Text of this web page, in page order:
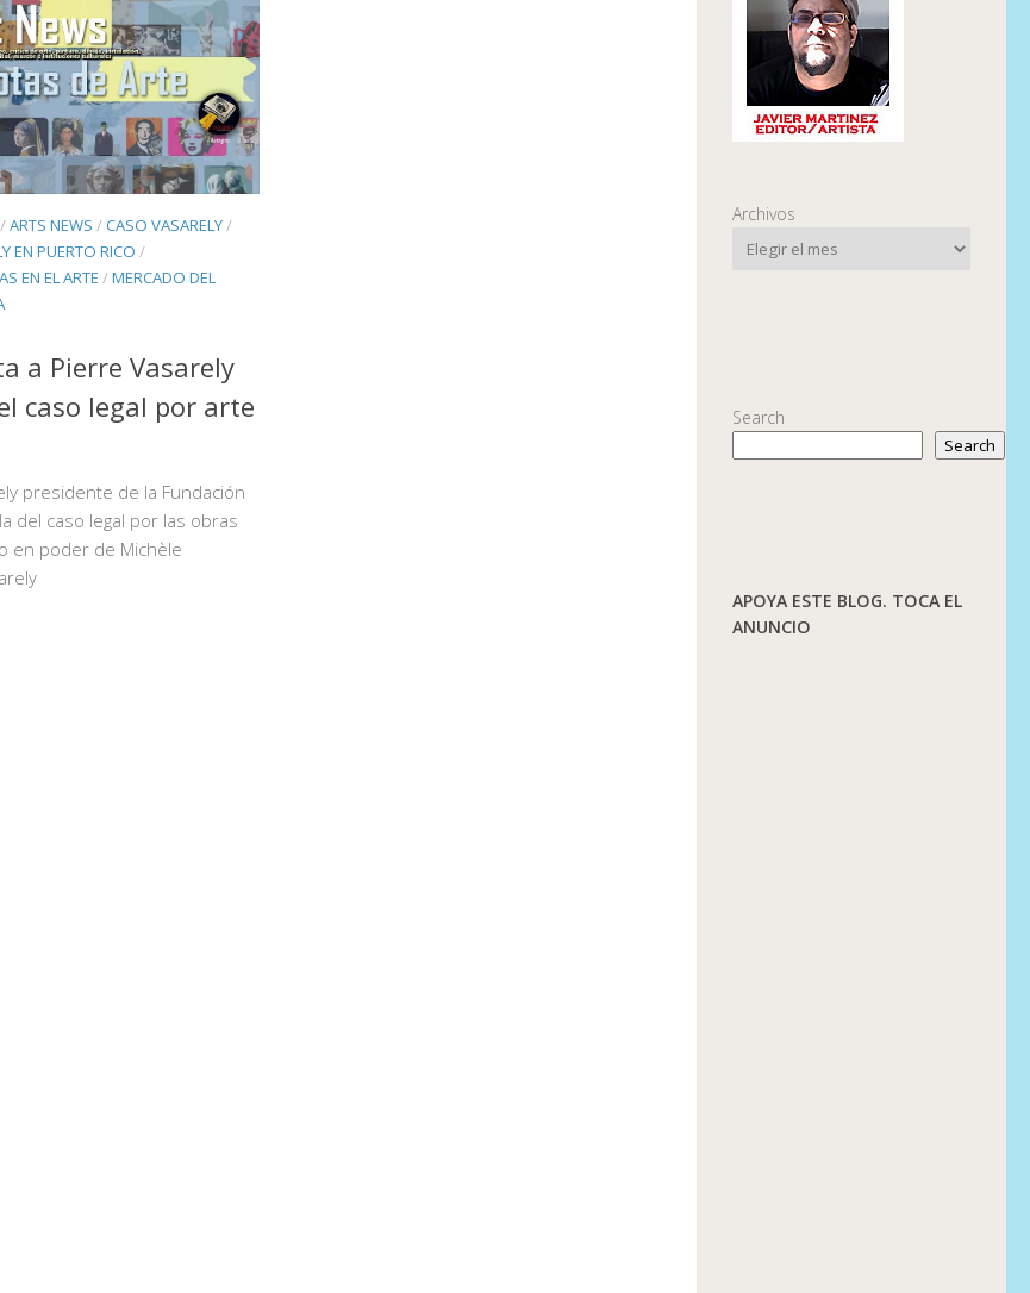
/ARTS NEWS /CASO VASARELY/
EN PUERTO RICO /
EN EL ARTE /MERCADO DEL
a Pierre Vasarely
caso legal por arte
presidente de la Fundación
del caso legal por las obras
en poder de Michèle
Archivos
Search
Search
APOYA ESTE BLOG. TOCA EL
ANUNCIO